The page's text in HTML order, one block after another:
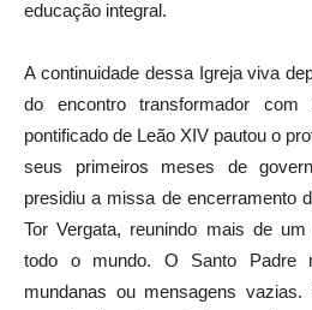
educação integral.
A continuidade dessa Igreja viva
do encontro transformador
pontificado de Leão XIV pautou o
seus primeiros meses de
presidiu a missa de encerramento
Tor Vergata, reunindo mais de
todo o mundo. O Santo Padre
mundanas ou mensagens